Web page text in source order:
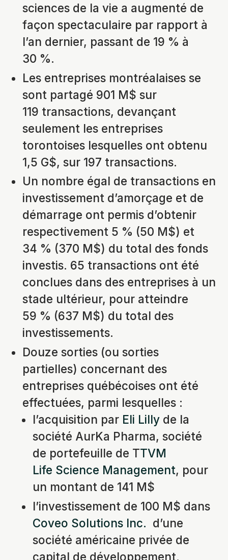
sciences de la vie a augmenté de
façon spectaculaire par rapport à
l’an dernier, passant de 19 % à
30 %.
Les entreprises montréalaises se
sont partagé 901 M$ sur
119 transactions, devançant
seulement les entreprises
torontoises lesquelles ont obtenu
1,5 G$, sur 197 transactions.
Un nombre égal de transactions en
investissement d’amorçage et de
démarrage ont permis d’obtenir
respectivement 5 % (50 M$) et
34 % (370 M$) du total des fonds
investis. 65 transactions ont été
conclues dans des entreprises à un
stade ultérieur, pour atteindre
59 % (637 M$) du total des
investissements.
Douze sorties (ou sorties
partielles) concernant des
entreprises québécoises ont été
effectuées, parmi lesquelles :
l’acquisition par Eli Lilly de la
société AurKa Pharma, société
de portefeuille de TTVM
Life Science Management, pour
un montant de 141 M$
l’investissement de 100 M$ dans
Coveo Solutions Inc. d’une
société américaine privée de
capital de développement.